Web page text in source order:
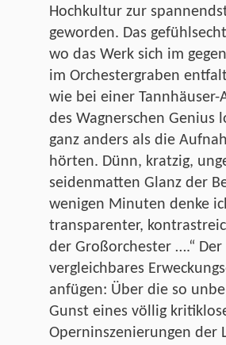
Hochkultur zur
geworden. Das
wo das Werk sich im
im Orchestergraben
wie bei einer
des Wagnerschen Genius
ganz anders als die
hörten. Dünn, kratzig,
seidenmatten Glanz der
wenigen Minuten denke
transparenter,
der Großorchester ….“
vergleichbares
anfügen: Über die so
Gunst eines völlig
Operninszenierungen der